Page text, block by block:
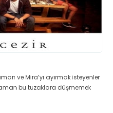
ve Mira’yı ayırmak isteyenler
bu tuzaklara düşmemek